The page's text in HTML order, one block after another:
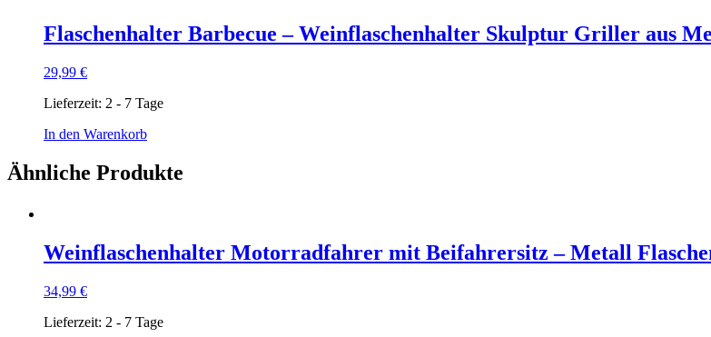
Flaschenhalter Barbecue – Weinflaschenhalter Skulptur Griller aus
29,99 €
Lieferzeit: 2 - 7 Tage
In den Warenkorb
Ähnliche Produkte
Weinflaschenhalter Motorradfahrer mit Beifahrersitz – Metall
34,99 €
Lieferzeit: 2 - 7 Tage